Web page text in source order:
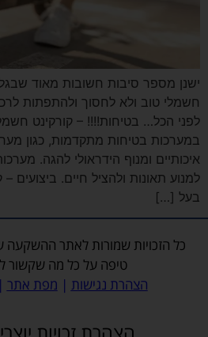
ישנן מספר סיבות חשובות מאוד
חשמלי טוב ולא לחסוך ולהתפתות
לפני הכל… בטיחות!!!! – קורקינט
במערכות בטיחות מתקדמות, כגון
איכותיים ומנוף הידראולי להגה.
למנוע תאונות ולהציל חיים. ביצועים
בעל […]
כל הזכויות שמורות לאתר ההשקעה
טיפה על כל מה שקשור
הצהרת נגישות | מפת אתר |